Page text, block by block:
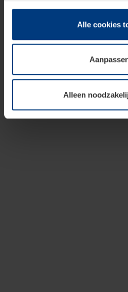
hun diensten hebben
Juridisch hebben wij het recht
van deze pagina's absoluut
soorten cookies is uw
toestemming kunt u op elk
wijzigen of herroepen.
Alle cookies
Alleen